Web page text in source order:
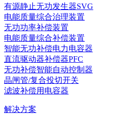
有源静止无功发生器SVG
电能质量综合治理装置
无功功率补偿装置
电能质量综合补偿装置
智能无功补偿电力电容器
直流驱动器补偿器PFC
无功补偿智能自动控制器
晶闸管/复合投切开关
滤波补偿用电容器
解决方案